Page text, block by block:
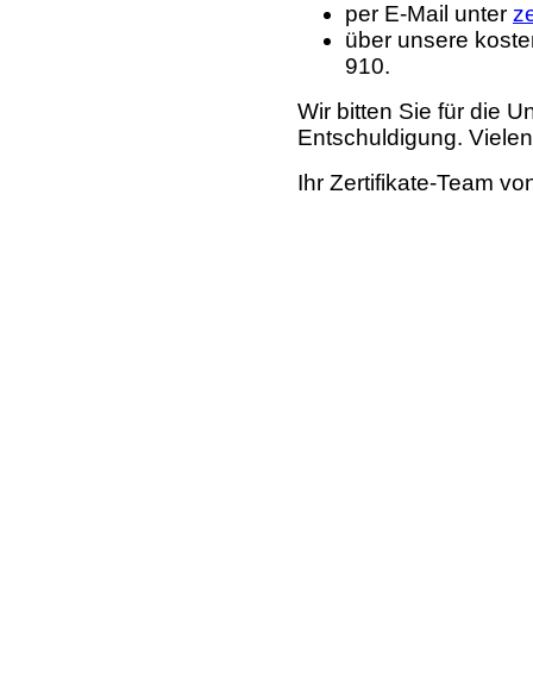
per E-Mail unter
über unsere
910.
Wir bitten Sie für die
Entschuldigung.
Ihr Zertifikate-Team